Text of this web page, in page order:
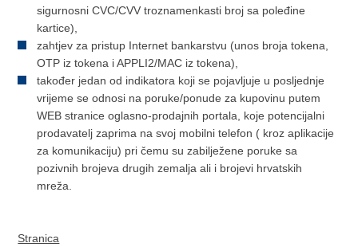
sigurnosni CVC/CVV troznamenkasti broj sa poleđine
kartice),
zahtjev za pristup Internet bankarstvu (unos broja tokena,
OTP iz tokena i APPLI2/MAC iz tokena),
također jedan od indikatora koji se pojavljuje u posljednje
vrijeme se odnosi na poruke/ponude za kupovinu putem
WEB stranice oglasno-prodajnih portala, koje potencijalni
prodavatelj zaprima na svoj mobilni telefon ( kroz aplikacije
za komunikaciju) pri čemu su zabilježene poruke sa
pozivnih brojeva drugih zemalja ali i brojevi hrvatskih
mreža.
Stranica